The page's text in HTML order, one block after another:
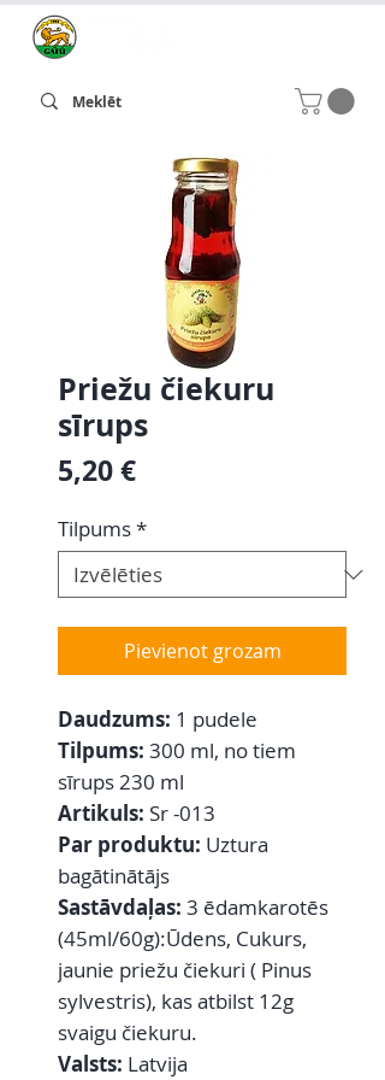
Priežu čiekuru
sīrups
5,20 €Cena
Tilpums*
Pievienot grozam
Daudzums: 1 pudele
Tilpums: 300 ml, no tiem
sīrups 230 ml
Artikuls: Sr -013
Par produktu: Uztura
bagātinātājs
Sastāvdaļas: 3 ēdamkarotēs
(45ml/60g):Ūdens, Cukurs,
jaunie priežu čiekuri ( Pinus
sylvestris), kas atbilst 12g
svaigu čiekuru.
Valsts: Latvija